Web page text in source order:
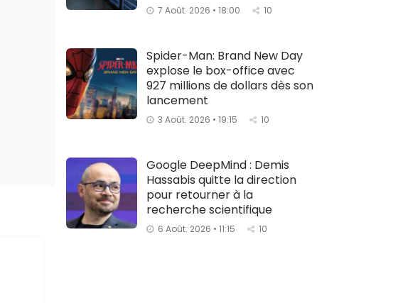
7 Août. 2026 • 18:00 10
Spider-Man: Brand New Day
explose le box-office avec
927 millions de dollars dès son
lancement
3 Août. 2026 • 19:15 10
Google DeepMind : Demis
Hassabis quitte la direction
pour retourner à la
recherche scientifique
6 Août. 2026 • 11:15 10